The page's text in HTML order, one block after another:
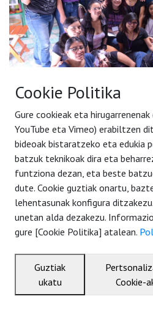
Iñaki Makazaga
Más de 233 personas
para la Libertad las
apoyo de Nazioarteko
Solidaridad Internacional
Llamamos a toda la ciudadanía a
discursos de la extrema derecha
contra las mujeres sumándose a
defiendo” con motivo del 70
Cookie Politika
Gure cookieak eta hirugarrenenak
YouTube eta Vimeo) erabiltzen
bideoak bistaratzeko eta edukia
batzuk teknikoak dira eta
funtziona dezan, eta beste
dute. Cookie guztiak onartu,
lehentasunak konfigura
unetan alda dezakezu.
gure [Cookie Politika] atalean.
Guztiak
ukatu
Cookie-